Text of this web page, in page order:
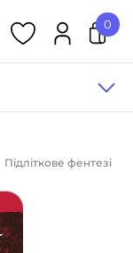
0
Підліткове фентезі